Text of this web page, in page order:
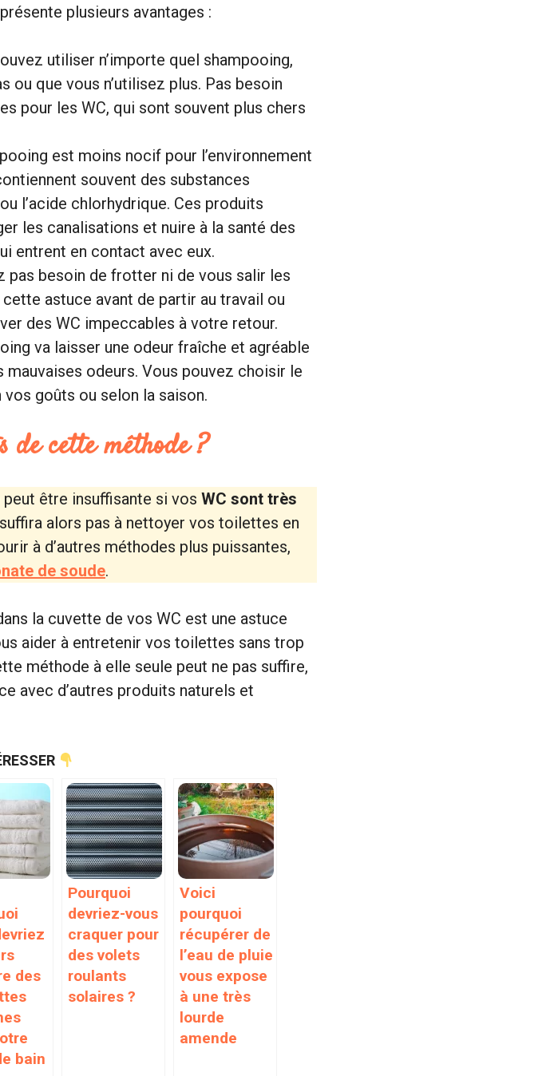
plusieurs avantages :
utiliser n’importe quel shampooing,
ou que vous n’utilisez plus. Pas besoin
pour les WC, qui sont souvent plus chers
est moins nocif pour l’environnement
souvent des substances
l’acide chlorhydrique. Ces produits
les canalisations et nuire à la santé des
entrent en contact avec eux.
pas besoin de frotter ni de vous salir les
astuce avant de partir au travail ou
des WC impeccables à votre retour.
va laisser une odeur fraîche et agréable
mauvaises odeurs. Vous pouvez choisir le
goûts ou selon la saison.
de cette méthode ?
être insuffisante si vos WC sont très
alors pas à nettoyer vos toilettes en
à d’autres méthodes plus puissantes,
de soude.
la cuvette de vos WC est une astuce
aider à entretenir vos toilettes sans trop
méthode à elle seule peut ne pas suffire,
avec d’autres produits naturels et
des
bain
Pourquoi
devriez-vous
craquer pour
des volets
roulants
solaires ?
Voici
pourquoi
récupérer de
l’eau de pluie
vous expose
à une très
lourde
amende